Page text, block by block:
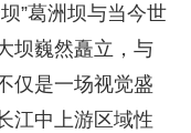
”葛洲坝与当今世
坝巍然矗立，与
仅是一场视觉盛
江中上游区域性